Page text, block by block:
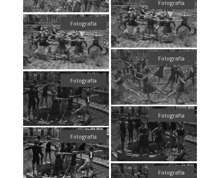
Fotografía
Fotografía
Fotografía
Fotografía
Fotografía
Fotografía
Fotografía